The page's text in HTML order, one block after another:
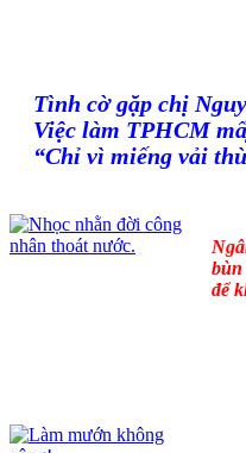
Tình cờ gặp chị
Việc làm TPHCM
“Chỉ vì miếng vải
bùn
để